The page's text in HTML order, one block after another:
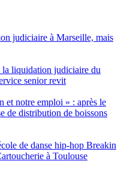
judiciaire à Marseille, mais
liquidation judiciaire du
senior revit
et notre emploi » : après le
de distribution de boissons
de danse hip-hop Breakin
à Toulouse